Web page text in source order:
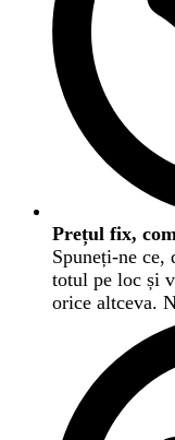
Prețul fix,
Spuneți-ne ce,
totul pe loc și
orice altceva.